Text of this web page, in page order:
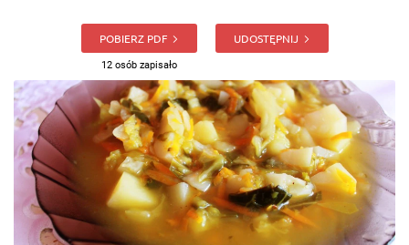
POBIERZ PDF
12 osób zapisało
UDOSTĘPNIJ